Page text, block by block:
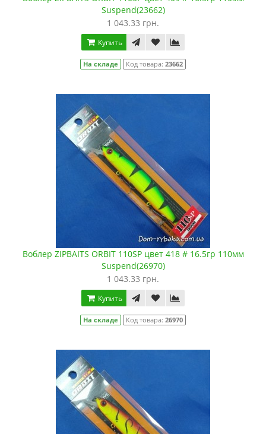
Suspend(23662)
1 043.33 грн.
Купить
На складе Код товара: 23662
Воблер ZIPBAITS ORBIT 110SP цвет 418 # 16.5гр 110мм
Suspend(26970)
1 043.33 грн.
Купить
На складе Код товара: 26970